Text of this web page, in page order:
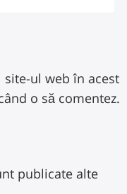
site-ul web în acest
o să comentez.
publicate alte